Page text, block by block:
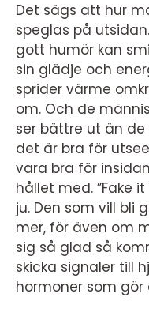
Det sägs att hur
speglas på
gott humör kan
sin glädje och
sprider värme
om. Och de
ser bättre ut än de
det är bra för
vara bra för
hållet med. ”Fake
ju. Den som vill bli
mer, för även om
sig så glad så
skicka signaler till
hormoner som gör